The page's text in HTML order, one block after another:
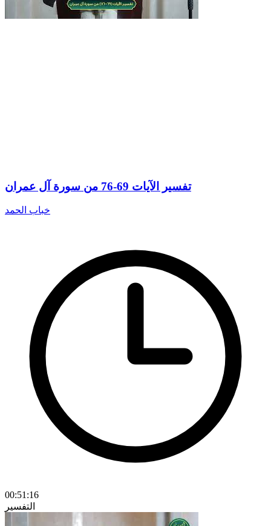
تفسير الآيات 69-76 من سورة آل عمران
خباب الحمد
00:51:16
التفسير